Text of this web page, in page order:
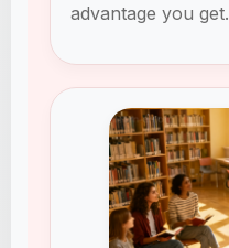
advantage you get.